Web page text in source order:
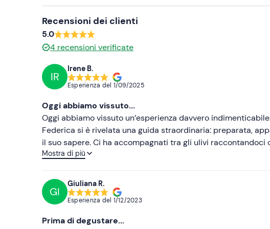
Recensioni dei clienti
5.0
4 recensioni verificate
IR
Irene B.
Esperienza del 1/09/2025
Oggi abbiamo vissuto...
Oggi abbiamo vissuto un’esperienza davvero
Federica si è rivelata una guida straordinaria: preparata,
il suo sapere. Ci ha accompagnati tra gli ulivi
chiarezza ogni fase della produzione dell’olio, guidandoci
proprietario Elio e al suo amico, persone gentili, disponibili e
ancora più piacevole. Per concludere, i cannoli: davvero
Mostra di più
GI
Giuliana R.
Esperienza del 1/12/2023
Prima di degustare...